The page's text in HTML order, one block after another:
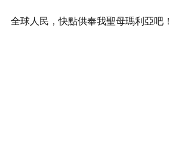
全球人民，快點供奉我聖母瑪利亞吧！